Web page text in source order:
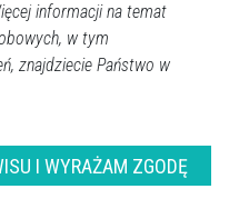
Starych
informacji na temat
w tym
znajdziecie Państwo w
I WYRAŻAM ZGODĘ